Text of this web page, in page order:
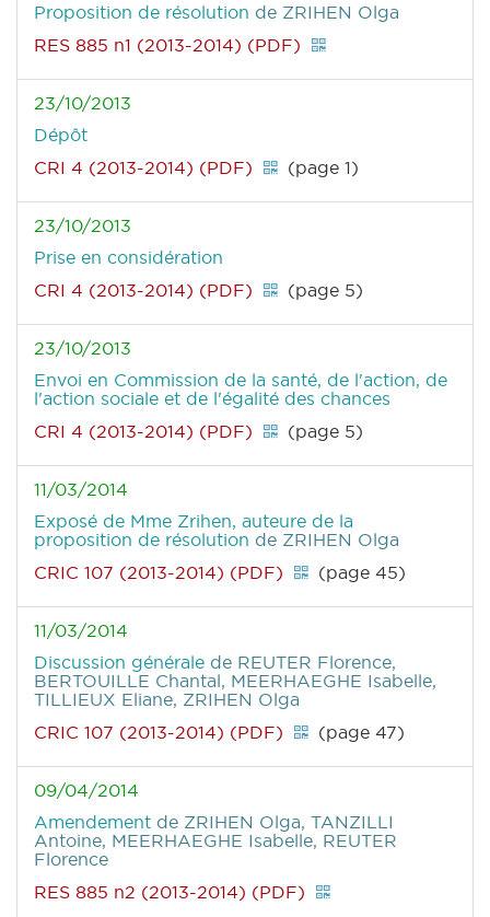
Proposition de résolution de ZRIHEN Olga
RES 885 n1 (2013-2014) (PDF)
23/10/2013
Dépôt
CRI 4 (2013-2014) (PDF)
(page 1)
23/10/2013
Prise en considération
CRI 4 (2013-2014) (PDF)
(page 5)
23/10/2013
Envoi en Commission de la santé, de l'action, de
l'action sociale et de l'égalité des chances
CRI 4 (2013-2014) (PDF)
(page 5)
11/03/2014
Exposé de Mme Zrihen, auteure de la
proposition de résolution de ZRIHEN Olga
CRIC 107 (2013-2014) (PDF)
(page 45)
11/03/2014
Discussion générale de REUTER Florence,
BERTOUILLE Chantal, MEERHAEGHE Isabelle,
TILLIEUX Eliane, ZRIHEN Olga
CRIC 107 (2013-2014) (PDF)
(page 47)
09/04/2014
Amendement de ZRIHEN Olga, TANZILLI
Antoine, MEERHAEGHE Isabelle, REUTER
Florence
RES 885 n2 (2013-2014) (PDF)